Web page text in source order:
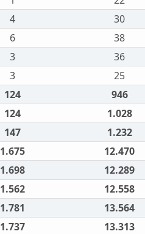
4 30
6 38
3 36
3 25
124 946
124 1.028
147 1.232
1.675 12.470
1.698 12.289
1.562 12.558
1.781 13.564
1.737 13.313